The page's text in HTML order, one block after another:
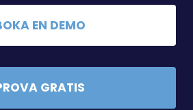
EN DEMO
GRATIS